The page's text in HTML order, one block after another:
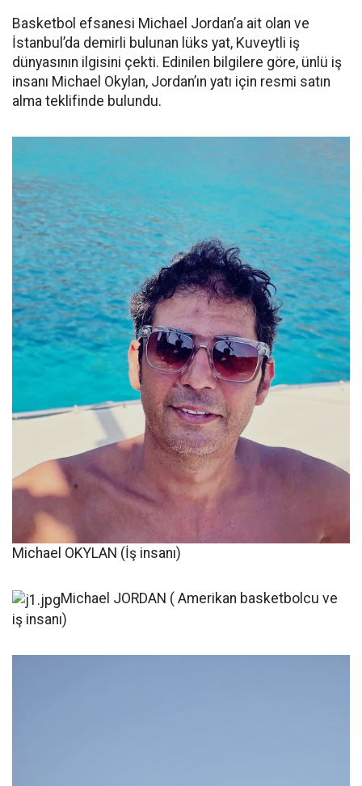
Basketbol efsanesi Michael Jordan’a ait olan ve
İstanbul’da demirli bulunan lüks yat, Kuveytli iş
dünyasının ilgisini çekti. Edinilen bilgilere göre, ünlü iş
insanı Michael Okylan, Jordan’ın yatı için resmi satın
alma teklifinde bulundu.
Michael OKYLAN (İş insanı)
Michael JORDAN ( Amerikan basketbolcu ve
iş insanı)